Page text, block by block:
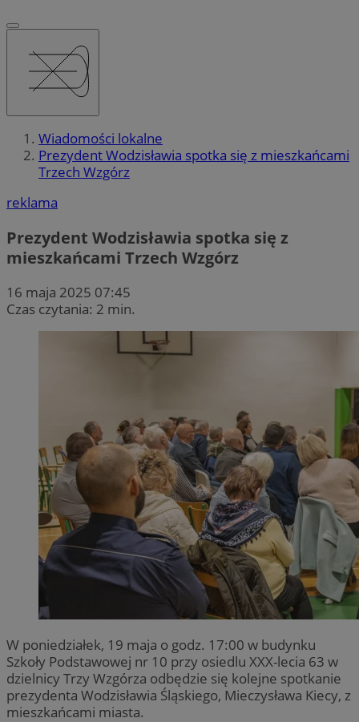
Wiadomości lokalne
Prezydent Wodzisławia spotka się z mieszkańcami
Trzech Wzgórz
reklama
Prezydent Wodzisławia spotka się z
mieszkańcami Trzech Wzgórz
16 maja 2025 07:45
Czas czytania: 2 min.
W poniedziałek, 19 maja o godz. 17:00 w budynku
Szkoły Podstawowej nr 10 przy osiedlu XXX-lecia 63 w
dzielnicy Trzy Wzgórza odbędzie się kolejne spotkanie
prezydenta Wodzisławia Śląskiego, Mieczysława Kiecy, z
mieszkańcami miasta.